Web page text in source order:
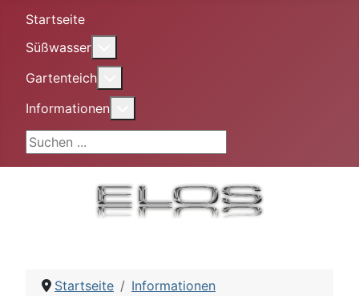
Startseite
Süßwasser
Gartenteich
Informationen
Suchen ...
Startseite
Informationen